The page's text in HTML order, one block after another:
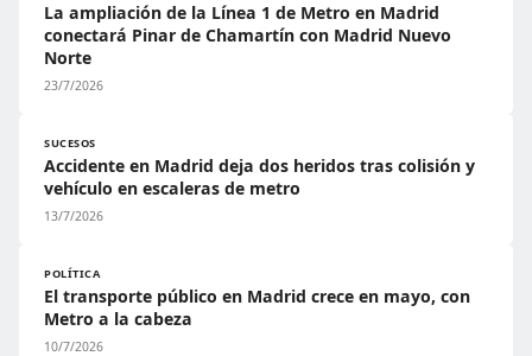
La ampliación de la Línea 1 de Metro en Madrid
conectará Pinar de Chamartín con Madrid Nuevo
Norte
23/7/2026
SUCESOS
Accidente en Madrid deja dos heridos tras colisión y
vehículo en escaleras de metro
13/7/2026
POLÍTICA
El transporte público en Madrid crece en mayo, con
Metro a la cabeza
10/7/2026